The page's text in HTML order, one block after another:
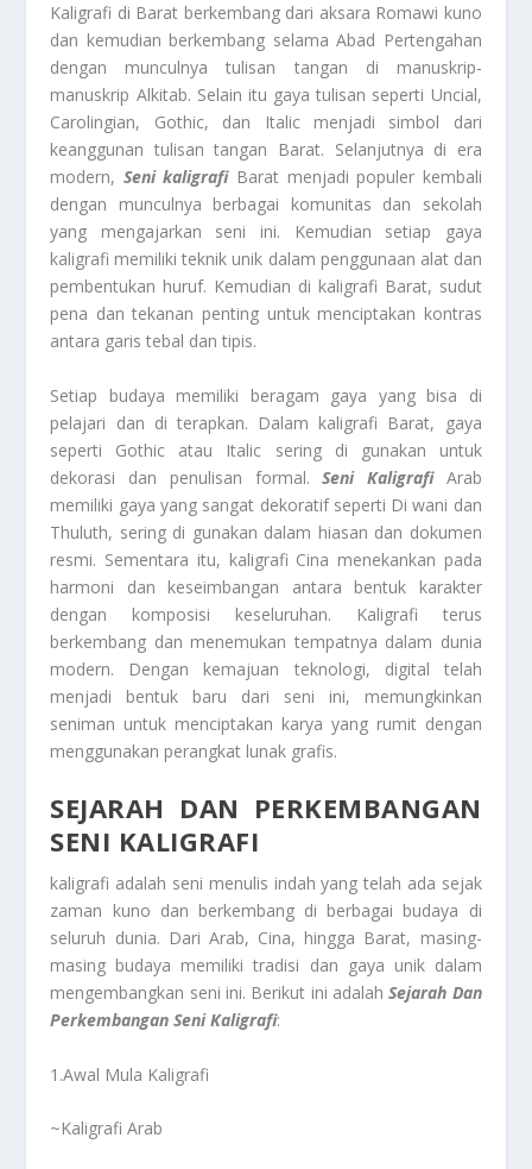
Kaligrafi di Barat berkembang dari aksara Romawi kuno
dan kemudian berkembang selama Abad Pertengahan
dengan munculnya tulisan tangan di manuskrip-
manuskrip Alkitab. Selain itu gaya tulisan seperti Uncial,
Carolingian, Gothic, dan Italic menjadi simbol dari
keanggunan tulisan tangan Barat. Selanjutnya di era
modern, Seni kaligrafi Barat menjadi populer kembali
dengan munculnya berbagai komunitas dan sekolah
yang mengajarkan seni ini. Kemudian setiap gaya
kaligrafi memiliki teknik unik dalam penggunaan alat dan
pembentukan huruf. Kemudian di kaligrafi Barat, sudut
pena dan tekanan penting untuk menciptakan kontras
antara garis tebal dan tipis.
Setiap budaya memiliki beragam gaya yang bisa di
pelajari dan di terapkan. Dalam kaligrafi Barat, gaya
seperti Gothic atau Italic sering di gunakan untuk
dekorasi dan penulisan formal.Seni KaligrafiArab
memiliki gaya yang sangat dekoratif seperti Di wani dan
Thuluth, sering di gunakan dalam hiasan dan dokumen
resmi. Sementara itu, kaligrafi Cina menekankan pada
harmoni dan keseimbangan antara bentuk karakter
dengan komposisi keseluruhan. Kaligrafi terus
berkembang dan menemukan tempatnya dalam dunia
modern. Dengan kemajuan teknologi, digital telah
menjadi bentuk baru dari seni ini, memungkinkan
seniman untuk menciptakan karya yang rumit dengan
menggunakan perangkat lunak grafis.
SEJARAH DAN PERKEMBANGAN
SENI KALIGRAFI
kaligrafi adalah seni menulis indah yang telah ada sejak
zaman kuno dan berkembang di berbagai budaya di
seluruh dunia. Dari Arab, Cina, hingga Barat, masing-
masing budaya memiliki tradisi dan gaya unik dalam
mengembangkan seni ini. Berikut ini adalahSejarah Dan
Perkembangan Seni Kaligrafi:
1.Awal Mula Kaligrafi
~Kaligrafi Arab